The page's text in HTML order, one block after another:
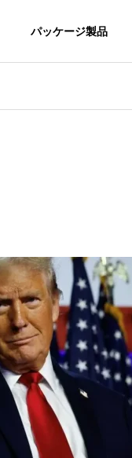
パッケージ製品
Securities
証券システム